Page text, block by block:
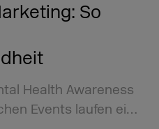
So
Health Awareness
Events laufen ei…